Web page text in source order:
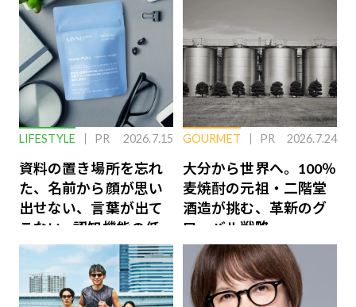
LIFESTYLE PR 2026.7.15
資料の置き場所を忘れ
た、名前から顔が思い
出せない、言葉が出て
こない…認知機能の低
下を救う、脳のインナ
ーケアとは
GOURMET PR 2026.7.24
大分から世界へ。100％
麦焼酎の元祖・二階堂
酒造が挑む、革新のグ
ローバル戦略